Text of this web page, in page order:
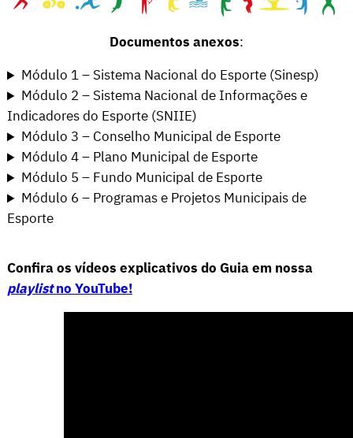
Documentos anexos:
Módulo 1 – Sistema Nacional do Esporte (Sinesp)
Módulo 2 – Sistema Nacional de Informações e
Indicadores do Esporte (SNIIE)
Módulo 3 – Conselho Municipal de Esporte
Módulo 4 – Plano Municipal de Esporte
Módulo 5 – Fundo Municipal de Esporte
Módulo 6 – Programas e Projetos Municipais de
Esporte
Confira os vídeos explicativos do Guia em nossa
playlistno YouTube!